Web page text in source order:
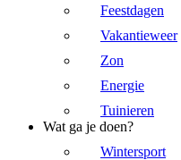
Feestdagen
Vakantieweer
Zon
Energie
Tuinieren
Wat ga je doen?
Wintersport